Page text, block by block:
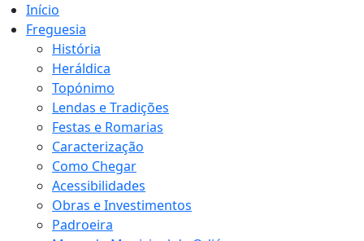
Início
Freguesia
História
Heráldica
Topónimo
Lendas e Tradições
Festas e Romarias
Caracterização
Como Chegar
Acessibilidades
Obras e Investimentos
Padroeira